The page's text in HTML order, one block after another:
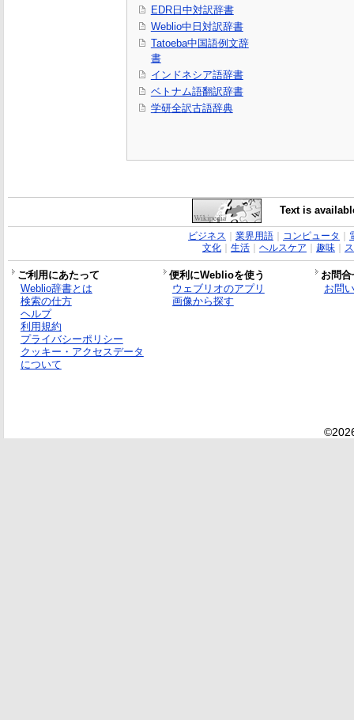
EDR日中対訳辞書
Weblio中日対訳辞書
Tatoeba中国語例文辞
書
インドネシア語辞書
ベトナム語翻訳辞書
学研全訳古語辞典
Text is
ビジネス 業界用語｜ コンピュータ
文化｜ 生活｜ ヘルスケア 趣味｜
ご利用にあたって 便利にWeblioを使う
お問
Weblio辞書とは
検索の仕方
ヘルプ
利用規約
プライバシーポリシー
クッキー・アクセスデータ
について
ウェブリオのアプリ
画像から探す
お問